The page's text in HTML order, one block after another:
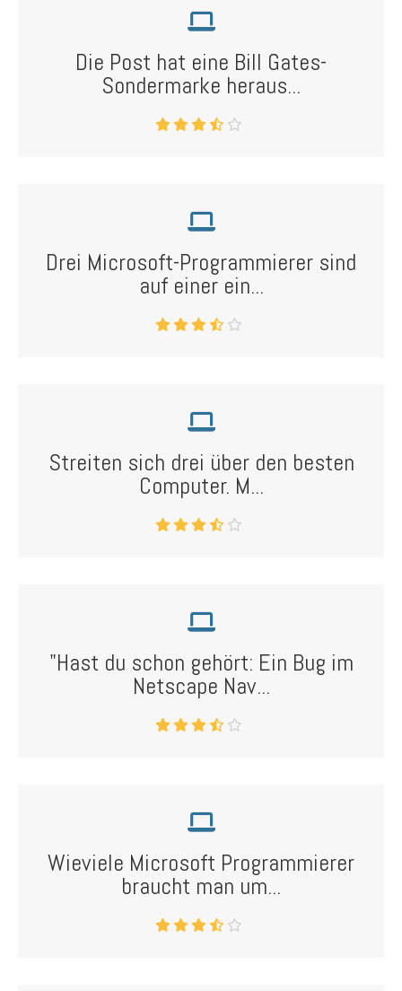
Die Post hat eine Bill Gates-
Sondermarke heraus...
Drei Microsoft-Programmierer sind
auf einer ein...
Streiten sich drei über den besten
Computer. M...
"Hast du schon gehört: Ein Bug im
Netscape Nav...
Wieviele Microsoft Programmierer
braucht man um...